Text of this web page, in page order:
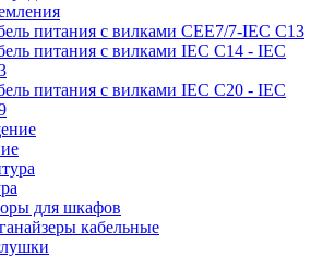
питания с вилками CEE7/7-IEC C13
питания с вилками IEC C14 - IEC
питания с вилками IEC C20 - IEC
для шкафов
кабельные